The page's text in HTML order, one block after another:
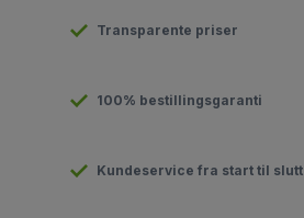
Transparente priser
100% bestillingsgaranti
Kundeservice fra start til slutt